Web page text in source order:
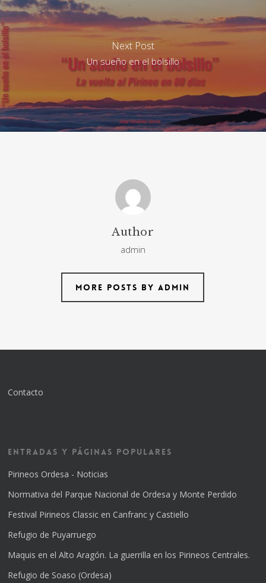
Next Post
Un sueño en el bolsillo
Author
admin
More posts by admin
Contacto
Entradas y Páginas Populares
Pirineos Ordesa - Noticias
Normativa del Parque Nacional de Ordesa y Monte Perdido
Festival Pirineos Classic en Canfranc y Castiello
Refugio de Puyarruego
Maquis en el Alto Aragón. La guerrilla en los Pirineos Centrales.
Refugio de Soaso (Ordesa)